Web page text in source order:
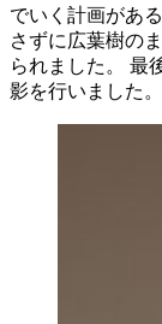
でいく計画があ
さずに広葉樹の
られました。 最
影を行いました。